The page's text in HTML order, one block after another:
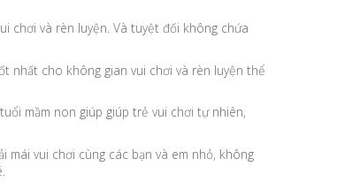
chơi và rèn luyện. Và tuyệt đối không chứa
nhất cho không gian vui chơi và rèn luyện thể
mầm non giúp giúp trẻ vui chơi tự nhiên,
vui chơi cùng các bạn và em nhỏ, không